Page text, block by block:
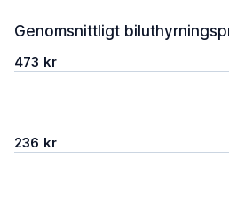
Genomsnittligt
473 kr
236 kr